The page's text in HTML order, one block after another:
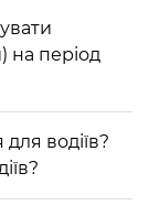
на період
водіїв?